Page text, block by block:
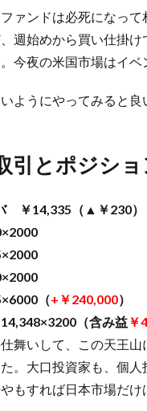
ァンドは必死になっ
週始めから買い仕掛
今夜の米国市場はイベ
ようにやってみると
引とポジショ
￥14,335（▲￥230）
（+￥240,000）
（含み益￥
舞いして、この天王
。大口投資家も、個
もすれば日本市場だけ